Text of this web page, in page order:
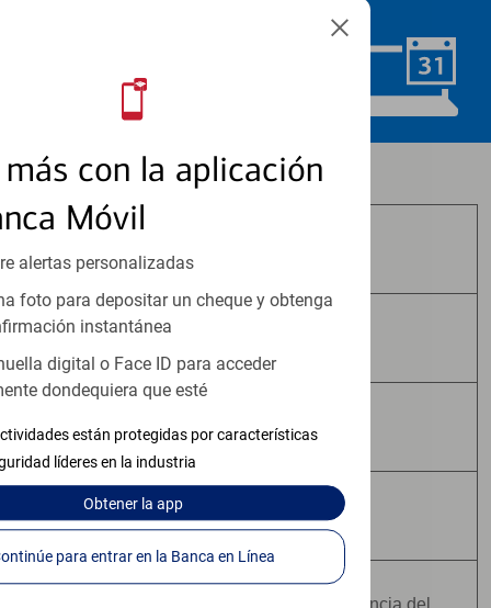
con la aplicación
Móvil
alertas personalizadas
foto para depositar un cheque y obtenga
instantánea
digital o Face ID para acceder
dondequiera que esté
están protegidas por características
líderes en la industria
Obtenerla app
Continúe para entrar en la Banca en Línea
Programar ahora
Los productos de inversión y seguros:
No Tienen Garantía Bancaria
Pueden Perder Valor
No Constituyen Depósitos
No Están Asegurados Por Ninguna Agencia del